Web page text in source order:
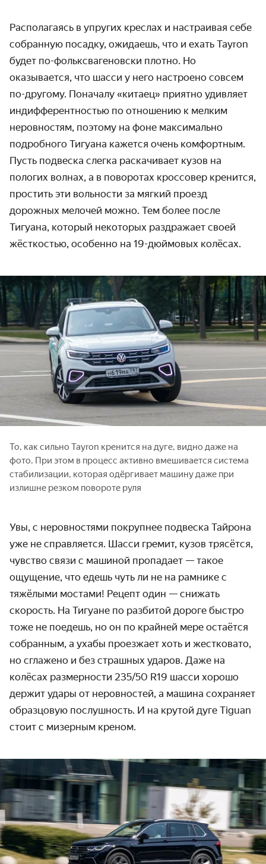
Располагаясь в упругих креслах и настраивая себе
собранную посадку, ожидаешь, что и ехать Tayron
будет по-фольксвагеновски плотно. Но
оказывается, что шасси у него настроено совсем
по-другому. Поначалу «китаец» приятно удивляет
индифферентностью по отношению к мелким
неровностям, поэтому на фоне максимально
подробного Тигуана кажется очень комфортным.
Пусть подвеска слегка раскачивает кузов на
пологих волнах, а в поворотах кроссовер кренится,
простить эти вольности за мягкий проезд
дорожных мелочей можно. Тем более после
Тигуана, который некоторых раздражает своей
жёсткостью, особенно на 19-дюймовых колёсах.
То, как сильно Tayron кренится на дуге, видно даже на
фото. При этом в процесс активно вмешивается система
стабилизации, которая одёргивает машину даже при
излишне резком повороте руля
Увы, с неровностями покрупнее подвеска Тайрона
уже не справляется. Шасси гремит, кузов трясётся,
чувство связи с машиной пропадает — такое
ощущение, что едешь чуть ли не на рамнике с
тяжёлыми мостами! Рецепт один — снижать
скорость. На Тигуане по разбитой дороге быстро
тоже не поедешь, но он по крайней мере остаётся
собранным, а ухабы проезжает хоть и жестковато,
но сглажено и без страшных ударов. Даже на
колёсах размерности 235/50 R19 шасси хорошо
держит удары от неровностей, а машина сохраняет
образцовую послушность. И на крутой дуге Tiguan
стоит с мизерным креном.